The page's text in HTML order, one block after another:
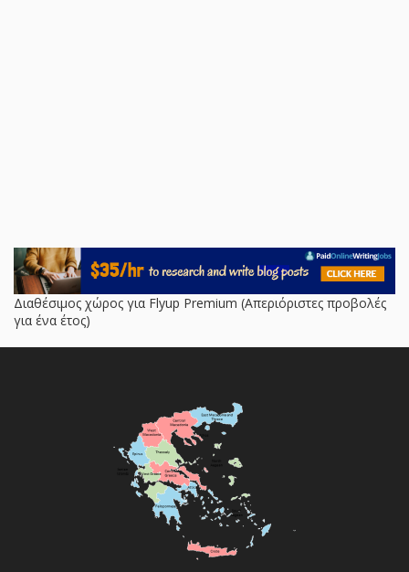
Διαθέσιμος χώρος για Flyup Premium (Απεριόριστες προβολές
για ένα έτος)